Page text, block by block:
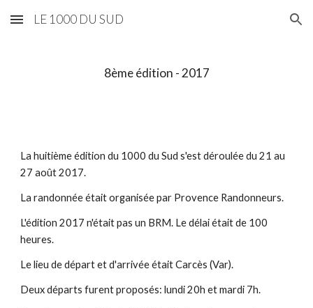
Skip to main content Skip to navigation
LE 1000 DU SUD
8ème édition - 2017
La huitième édition du 1000 du Sud s'est déroulée du 21 au
27 août 2017.
La randonnée était organisée par Provence Randonneurs.
L'édition 2017 n'était pas un BRM. Le délai était de 100
heures.
Le lieu de départ et d'arrivée était Carcès (Var).
Deux départs furent proposés: lundi 20h et mardi 7h.